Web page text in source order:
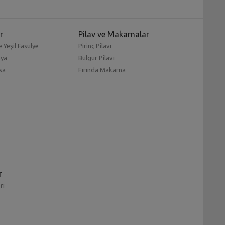
Yeşil Fasulye
Pilav ve Makarnalar
Pirinç Pilavı
Bulgur Pilavı
Fırında Makarna